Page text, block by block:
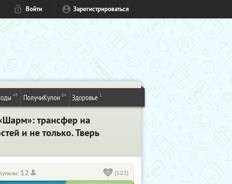
Войти Зарегистрироваться
49 ПолучиКупон 84 Здоровье 1
трансфер на
и не только. Тверь
12 (122)